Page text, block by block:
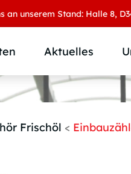
Stand: Halle 8, D34 –
Branchen
Aktuelles
Wer wir
SAMOA
Frischöl <